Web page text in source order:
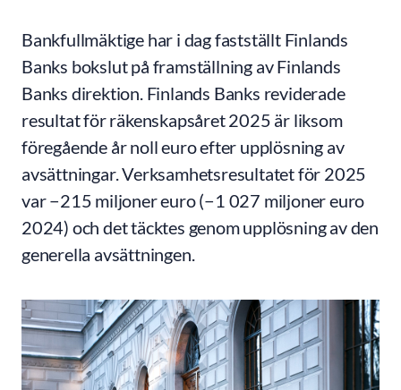
Bankfullmäktige har i dag fastställt Finlands
Banks bokslut på framställning av Finlands
Banks direktion. Finlands Banks reviderade
resultat för räkenskapsåret 2025 är liksom
föregående år noll euro efter upplösning av
avsättningar. Verksamhetsresultatet för 2025
var −215 miljoner euro (−1 027 miljoner euro
2024) och det täcktes genom upplösning av den
generella avsättningen.